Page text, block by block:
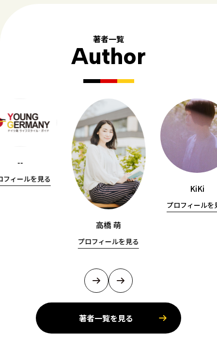
著者一覧
Author
--
フィールを見る
高橋 萌
プロフィールを見る
KiKi
プロフィールを
著者一覧を見る